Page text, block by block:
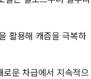
활용해 캐즘을 극복하
운 차급에서 지속적으